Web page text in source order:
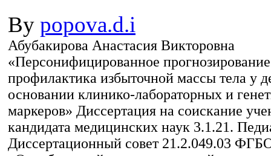
By popova.d.i
Абубакирова Анастасия Викторовна
«Персонифицированное
профилактика избыточной массы тела у
основании клинико-лабораторных и
маркеров» Диссертация на соискание
кандидата медицинских наук 3.1.21.
Диссертационный совет 21.2.049.03